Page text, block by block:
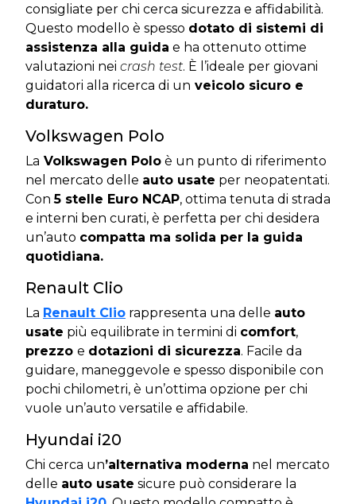
consigliate per chi cerca sicurezza e affidabilità.
Questo modello è spesso dotato di sistemi di
assistenza alla guida e ha ottenuto ottime
valutazioni nei crash test. È l’ideale per giovani
guidatori alla ricerca di un veicolo sicuro e
duraturo.
Volkswagen Polo
La Volkswagen Polo è un punto di riferimento
nel mercato delle auto usate per neopatentati.
Con5 stelle Euro NCAP, ottima tenuta di strada
e interni ben curati, è perfetta per chi desidera
un’auto compatta ma solida per la guida
quotidiana.
Renault Clio
La Renault Clio rappresenta una delle auto
usate più equilibrate in termini di comfort,
prezzo e dotazioni di sicurezza. Facile da
guidare, maneggevole e spesso disponibile con
pochi chilometri, è un’ottima opzione per chi
vuole un’auto versatile e affidabile.
Hyundai i20
Chi cerca un’alternativa moderna nel mercato
delle auto usate sicure può considerare la